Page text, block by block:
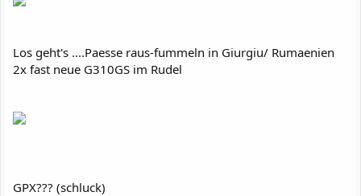
Los geht's ....Paesse raus-fummeln in Giurgiu/ Rumaenien
2x fast neue G310GS im Rudel
GPX??? (schluck)